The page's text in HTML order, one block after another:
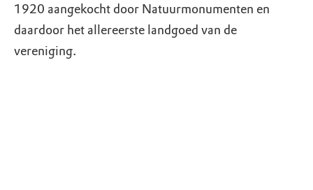
1920 aangekocht door Natuurmonumenten en
daardoor het allereerste landgoed van de
vereniging.